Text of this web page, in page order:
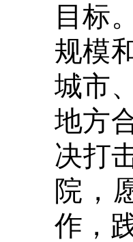
目标
规模
城市
地方
决打
院，
作，